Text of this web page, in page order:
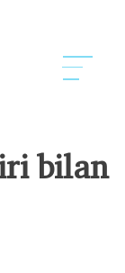
bilan